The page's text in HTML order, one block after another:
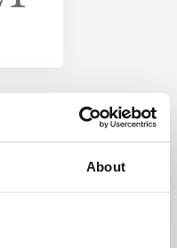
About